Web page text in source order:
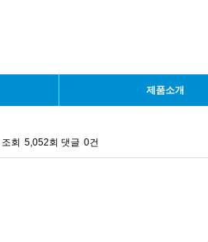
제품소개
조회 5,052회 댓글 0건